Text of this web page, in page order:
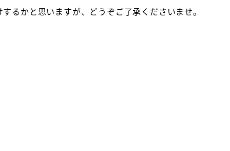
るかと思いますが、どうぞご了承くださいませ。